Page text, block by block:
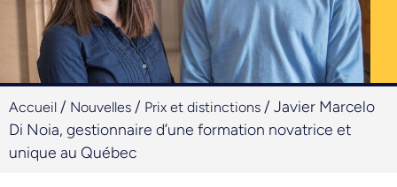
Accueil / Nouvelles / Prix et distinctions / Javier Marcelo
Di Noia, gestionnaire d’une formation novatrice et
unique au Québec